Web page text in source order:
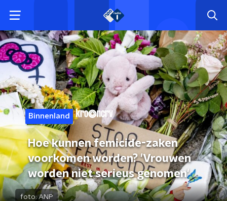
Binnenland
Hoe kunnen femicide-zaken
voorkomen worden? 'Vrouwen
worden niet serieus genomen'
foto:ANP